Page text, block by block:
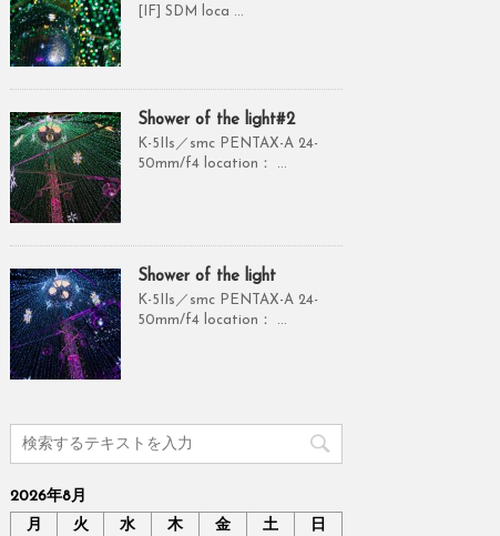
[IF] SDM loca ...
Shower of the light#2
K-5IIs／smc PENTAX-A 24-
50mm/f4 location： ...
Shower of the light
K-5IIs／smc PENTAX-A 24-
50mm/f4 location： ...
2026年8月
月
火 水 木 金 土 日